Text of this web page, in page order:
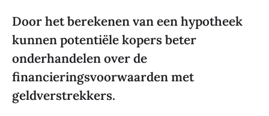
Door het berekenen van een hypotheek
kunnen potentiële kopers beter
onderhandelen over de
financieringsvoorwaarden met
geldverstrekkers.